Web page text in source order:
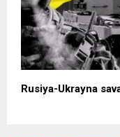
Rusiya-Ukrayna